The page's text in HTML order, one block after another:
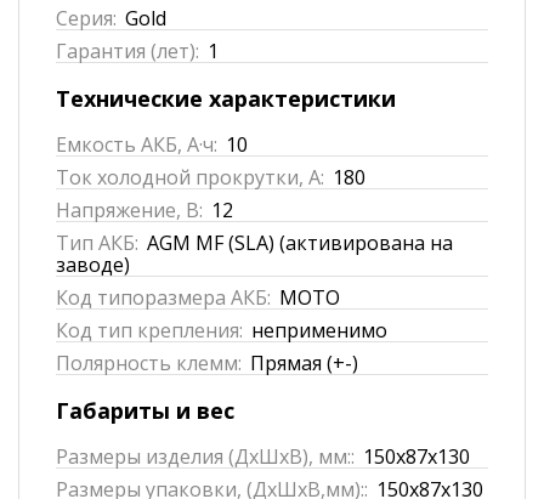
Серия: Gold
Гарантия (лет): 1
Технические характеристики
Емкость АКБ, А·ч: 10
Ток холодной прокрутки, А: 180
Напряжение, В: 12
Тип АКБ: AGM MF (SLA) (активирована на
заводе)
Код типоразмера АКБ: MOTO
Код тип крепления: неприменимо
Полярность клемм: Прямая (+-)
Габариты и вес
Размеры изделия (ДхШхВ), мм:: 150x87x130
Размеры упаковки, (ДхШхВ,мм):: 150x87x130